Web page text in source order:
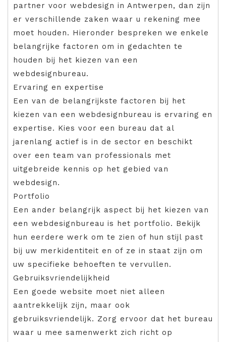
partner voor webdesign in Antwerpen, dan zijn
er verschillende zaken waar u rekening mee
moet houden. Hieronder bespreken we enkele
belangrijke factoren om in gedachten te
houden bij het kiezen van een
webdesignbureau.
Ervaring en expertise
Een van de belangrijkste factoren bij het
kiezen van een webdesignbureau is ervaring en
expertise. Kies voor een bureau dat al
jarenlang actief is in de sector en beschikt
over een team van professionals met
uitgebreide kennis op het gebied van
webdesign.
Portfolio
Een ander belangrijk aspect bij het kiezen van
een webdesignbureau is het portfolio. Bekijk
hun eerdere werk om te zien of hun stijl past
bij uw merkidentiteit en of ze in staat zijn om
uw specifieke behoeften te vervullen.
Gebruiksvriendelijkheid
Een goede website moet niet alleen
aantrekkelijk zijn, maar ook
gebruiksvriendelijk. Zorg ervoor dat het bureau
waar u mee samenwerkt zich richt op